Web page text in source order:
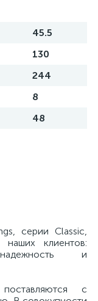
45.5
130
244
8
48
серии Classic,
клиентов:
и
с